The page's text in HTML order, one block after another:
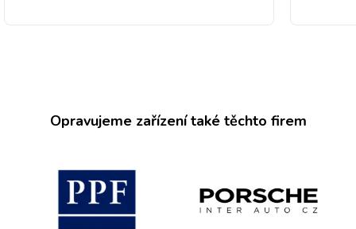
Opravujeme zařízení také těchto firem